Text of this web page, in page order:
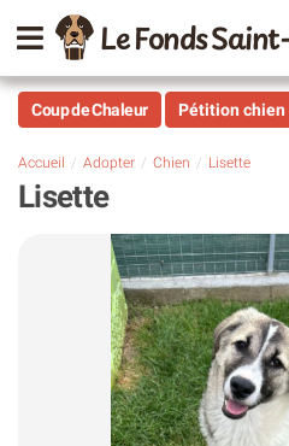
Le Fonds
Coup de Chaleur Pétition chien
Accueil Adopter Chien Lisette
Lisette